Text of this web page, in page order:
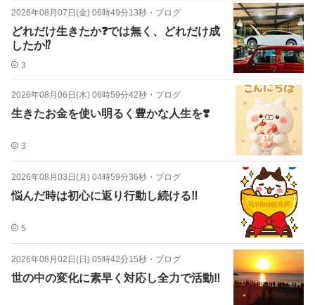
2026年08月07日(金) 06時49分13秒 ・ ブログ
どれだけ生きたか❓では無く、どれだけ成
したか⁉️
3
2026年08月06日(木) 06時59分42秒 ・ ブログ
生きたお金を使い明るく豊かな人生を❣️
3
2026年08月03日(月) 04時59分36秒 ・ ブログ
悩んだ時は初心に返り行動し続ける‼️
5
2026年08月02日(日) 05時42分15秒 ・ ブログ
世の中の変化に素早く対応し全力で活動‼️